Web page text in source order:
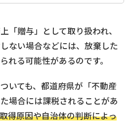
「贈与」として取り扱われ、
ない場合などには、放棄した
れる可能性があるのです。
いても、都道府県が「不動産
場合には課税されることがあ
得原因や自治体の判断によっ